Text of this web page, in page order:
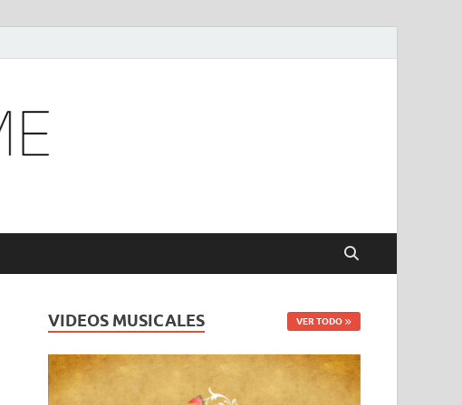
VIDEOS MUSICALES VER TODO